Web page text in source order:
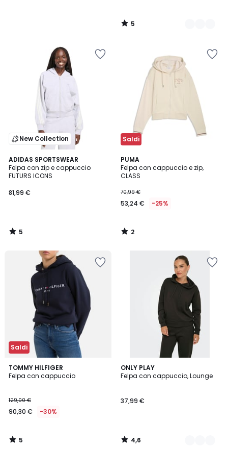
5
/
New Collection
ADIDAS SPORTSWEAR
Felpa con zip e cappuccio
FUTURS ICONS
81,99 €
5
/
5
5
/
Saldi
PUMA
Felpa con cappuccio e zip,
CLASS
70,99 €
53,24 € -25%
2
/
5
2
/
Saldi
TOMMY HILFIGER
Felpa con cappuccio
129,00 €
90,30 € -30%
5
/
5
/
ONLY PLAY
Felpa con cappuccio, Lounge
37,99 €
4,6
/ 5
2
Colori
4,6
/